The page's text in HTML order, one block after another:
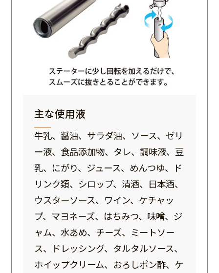
主な使用液
牛乳、醤油、サラダ油、ソース、ゼリ
ー液、食品添加物、タレ、調味液、豆
乳、にがり、ジュース、めんつゆ、ド
リンク類、シロップ、清酒、日本酒、
ウスターソース、ワイン、ケチャッ
プ、マヨネーズ、はちみつ、味噌、ジ
ャム、水あめ、チーズ、ミートソー
ス、ドレッシング、タルタルソース、
ホイップクリーム、おろしポン酢、ケ